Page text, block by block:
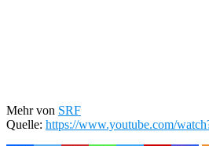
Mehr von SRF
Quelle: https://www.youtube.com/